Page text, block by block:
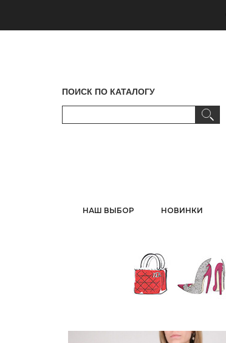
ПОИСК ПО КАТАЛОГУ
НАШ ВЫБОР НОВИНКИ